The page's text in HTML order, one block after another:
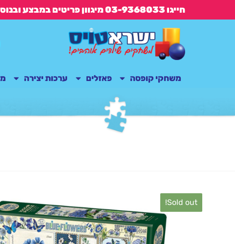
חייגו 03-9368033 מיגוון פריטים במבצע ובנוסף משלוח חינם בקנייה מעל 149 ש"ח
משחקי קופסה פאזלים ערכות יצירה
Sold out!